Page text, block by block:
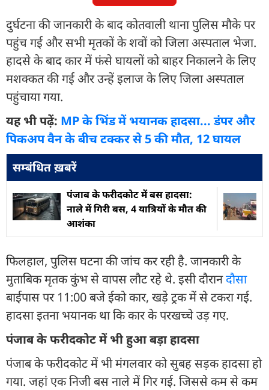
दुर्घटना की जानकारी के बाद कोतवाली थाना पुलिस मौके पर
पहुंच गई और सभी मृतकों के शवों को जिला अस्पताल भेजा.
हादसे के बाद कार में फंसे घायलों को बाहर निकालने के लिए
मशक्कत की गई और उन्हें इलाज के लिए जिला अस्पताल
पहुंचाया गया.
यह भी पढ़ें: MP के भिंड में भयानक हादसा... डंपर और
पिकअप वैन के बीच टक्कर से 5 की मौत, 12 घायल
सम्बंधित ख़बरें
पंजाब के फरीदकोट में बस हादसा:
नाले में गिरी बस, 4 यात्रियों के मौत की
आशंका
फिलहाल, पुलिस घटना की जांच कर रही है. जानकारी के
मुताबिक मृतक कुंभ से वापस लौट रहे थे. इसी दौरानदौसा
बाईपास पर 11:00 बजे ईको कार, खड़े ट्रक में से टकरा गई.
हादसा इतना भयानक था कि कार के परखच्चे उड़ गए.
पंजाब के फरीदकोट में भी हुआ बड़ा हादसा
पंजाब के फरीदकोट में भी मंगलवार को सुबह सड़क हादसा हो
गया. जहां एक निजी बस नाले में गिर गई. जिससे कम से कम